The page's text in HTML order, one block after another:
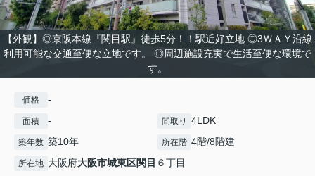
【外観】◎京阪本線『関目駅』徒歩5分！！駅近好立地 ◎3ＷＡＹ沿線
利用可能な交通至便な立地です。 ◎周辺施設充実で生活至便な環境で
す。
価格 -
面積 - 間取り 4LDK
築年数 築10年 所在階 4階/8階建
所在地 大阪府大阪市城東区関目 ６丁目